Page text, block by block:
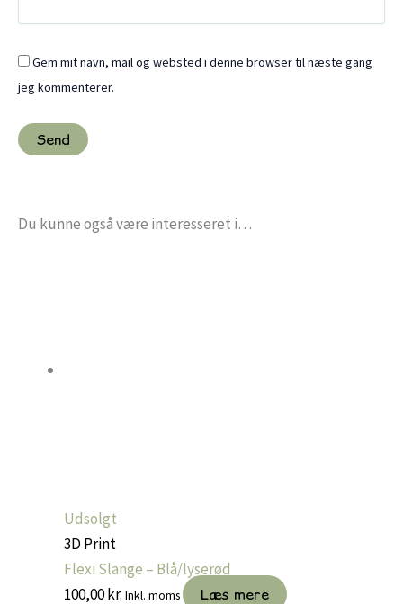
Gem mit navn, mail og websted i denne browser til næste gang
jeg kommenterer.
Du kunne også være interesseret i…
Udsolgt
3D Print
Flexi Slange – Blå/lyserød
100,00kr. Inkl. moms Læs mere